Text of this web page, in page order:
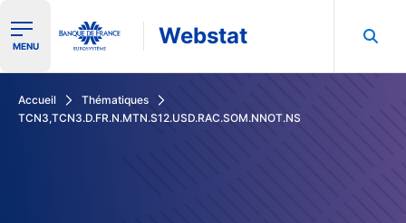
Ouvrir le menu de navigation
MENU Webstat
Accueil
Thématiques
TCN3,TCN3.D.FR.N.MTN.S12.USD.RAC.SOM.NNOT.NS